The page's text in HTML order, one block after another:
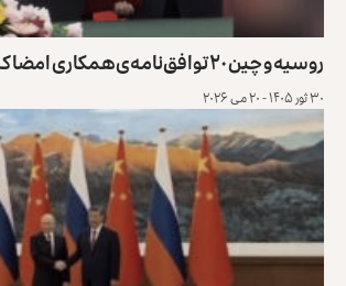
روسیه و چین ۲۰ توافق‌نامه‌ی همکاری امضا کردند
۳۰ ثور ۱۴۰۵ - ۲۰ می ۲۰۲۶